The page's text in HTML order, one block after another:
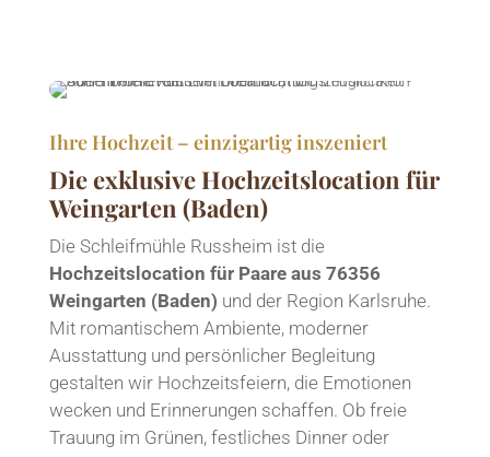
Ihre Hochzeit – einzigartig inszeniert
Die exklusive Hochzeitslocation für
Weingarten (Baden)
Die Schleifmühle Russheim ist die
Hochzeitslocation für Paare aus 76356
Weingarten (Baden) und der Region Karlsruhe.
Mit romantischem Ambiente, moderner
Ausstattung und persönlicher Begleitung
gestalten wir Hochzeitsfeiern, die Emotionen
wecken und Erinnerungen schaffen. Ob freie
Trauung im Grünen, festliches Dinner oder